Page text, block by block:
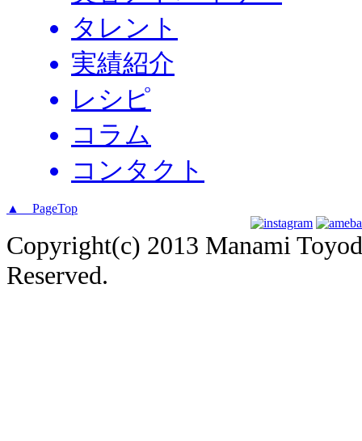
タレント
実績紹介
レシピ
コラム
コンタクト
▲ PageTop
Copyright(c) 2013 Manami
Reserved.